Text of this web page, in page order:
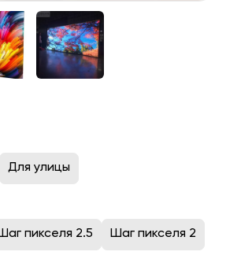
Для улицы
пикселя 2.5 Шаг пикселя 2